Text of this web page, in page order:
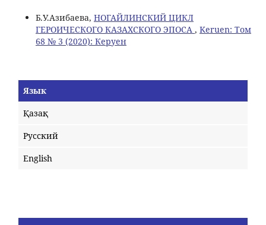
Б.У.Азибаева, НОГАЙЛИНСКИЙ ЦИКЛ
ГЕРОИЧЕСКОГО КАЗАХСКОГО ЭПОСА , Keruen: Том
68 № 3 (2020): Керуен
Язык
Қазақ
Русский
English